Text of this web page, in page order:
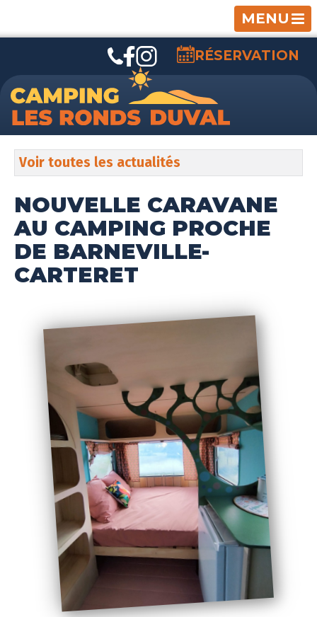
MENU
RÉSERVATION
Voir toutes les actualités
NOUVELLE CARAVANE
AU CAMPING PROCHE
DE BARNEVILLE-
CARTERET